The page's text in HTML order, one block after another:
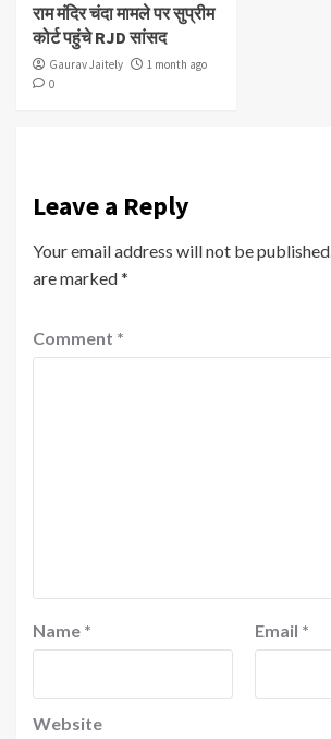
राम मंदिर चंदा मामले पर सुप्रीम
कोर्ट पहुंचे RJD सांसद
Gaurav Jaitely
1 month ago
0
Leave a Reply
Your email address will not be published.
are marked*
Comment *
Name * Email *
Website